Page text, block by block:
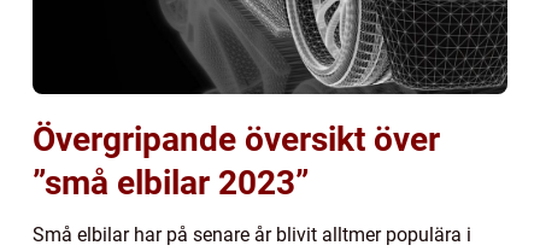
Övergripande översikt över
”små elbilar 2023”
Små elbilar har på senare år blivit alltmer populära i